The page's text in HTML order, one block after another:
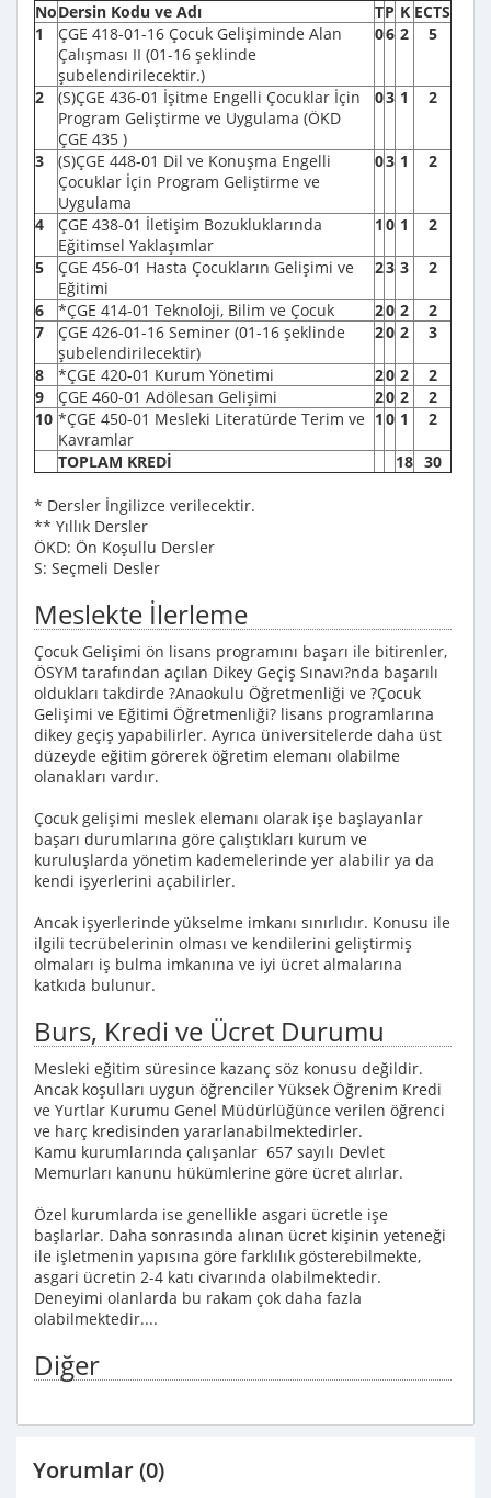
NoDersin Kodu ve Adı TP K ECTS
1
ÇGE 418-01-16 Çocuk Gelişiminde Alan
Çalışması II (01-16 şeklinde
şubelendirilecektir.)
06 2 5
2
(S)ÇGE 436-01 İşitme Engelli Çocuklar İçin
Program Geliştirme ve Uygulama (ÖKD
ÇGE 435 )
03 1 2
3
(S)ÇGE 448-01 Dil ve Konuşma Engelli
Çocuklar İçin Program Geliştirme ve
Uygulama
03 1 2
4
ÇGE 438-01 İletişim Bozukluklarında
Eğitimsel Yaklaşımlar
1 0 1 2
5
ÇGE 456-01 Hasta Çocukların Gelişimi ve
Eğitimi
23 3 2
6 *ÇGE 414-01 Teknoloji, Bilim ve Çocuk 20 2
2
7
ÇGE 426-01-16 Seminer (01-16 şeklinde
şubelendirilecektir)
20 2 3
8 *ÇGE 420-01 Kurum Yönetimi 20 2
2
9
ÇGE 460-01 Adölesan Gelişimi 20 2
2
10 *ÇGE 450-01 Mesleki Literatürde Terim ve
Kavramlar
1 0 1 2
TOPLAM KREDİ 18 30
* Dersler İngilizce verilecektir.
** Yıllık Dersler
ÖKD: Ön Koşullu Dersler
S: Seçmeli Desler
Meslekte İlerleme
Çocuk Gelişimi ön lisans programını başarı ile bitirenler,
ÖSYM tarafından açılan Dikey Geçiş Sınavı?nda başarılı
oldukları takdirde ?Anaokulu Öğretmenliği ve ?Çocuk
Gelişimi ve Eğitimi Öğretmenliği? lisans programlarına
dikey geçiş yapabilirler. Ayrıca üniversitelerde daha üst
düzeyde eğitim görerek öğretim elemanı olabilme
olanakları vardır.
Çocuk gelişimi meslek elemanı olarak işe başlayanlar
başarı durumlarına göre çalıştıkları kurum ve
kuruluşlarda yönetim kademelerinde yer alabilir ya da
kendi işyerlerini açabilirler.
Ancak işyerlerinde yükselme imkanı sınırlıdır. Konusu ile
ilgili tecrübelerinin olması ve kendilerini geliştirmiş
olmaları iş bulma imkanına ve iyi ücret almalarına
katkıda bulunur.
Burs, Kredi ve Ücret Durumu
Mesleki eğitim süresince kazanç söz konusu değildir.
Ancak koşulları uygun öğrenciler Yüksek Öğrenim Kredi
ve Yurtlar Kurumu Genel Müdürlüğünce verilen öğrenci
ve harç kredisinden yararlanabilmektedirler.
Kamu kurumlarında çalışanlar 657 sayılı Devlet
Memurları kanunu hükümlerine göre ücret alırlar.
Özel kurumlarda ise genellikle asgari ücretle işe
başlarlar. Daha sonrasında alınan ücret kişinin yeteneği
ile işletmenin yapısına göre farklılık gösterebilmekte,
asgari ücretin 2-4 katı civarında olabilmektedir.
Deneyimi olanlarda bu rakam çok daha fazla
olabilmektedir....
Diğer
Yorumlar (0)